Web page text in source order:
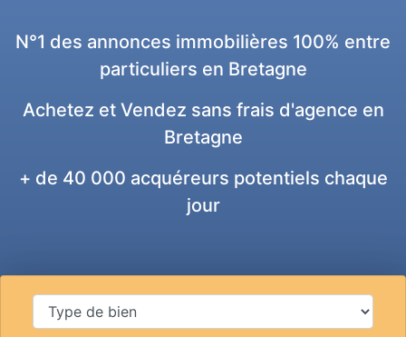
N°1 des annonces immobilières 100% entre
particuliers en Bretagne
Achetez et Vendez sans frais d'agence en
Bretagne
+ de 40 000 acquéreurs potentiels chaque
jour